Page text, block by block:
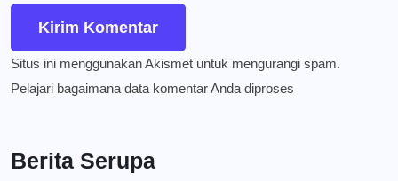
Situs ini menggunakan Akismet untuk mengurangi spam.
Pelajari bagaimana data komentar Anda diproses
Berita Serupa